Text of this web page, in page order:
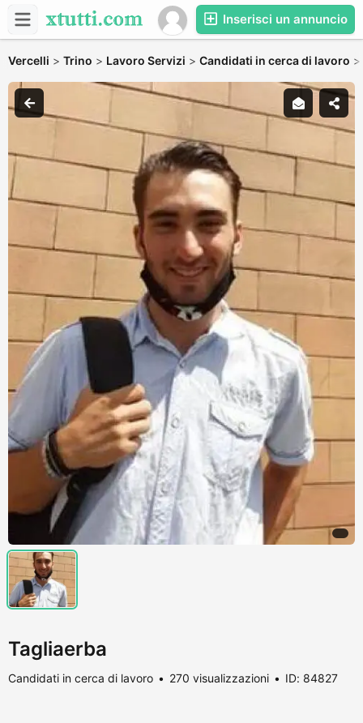
Inserisci un annuncio
Vercelli > Trino > Lavoro Servizi > Candidati in cerca di lavoro >
Tagliaerba
Candidati in cerca di lavoro 270 visualizzazioni ID: 84827